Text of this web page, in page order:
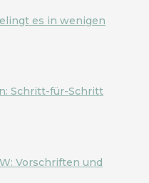
es in wenigen
Schritt-für-Schritt
Vorschriften und